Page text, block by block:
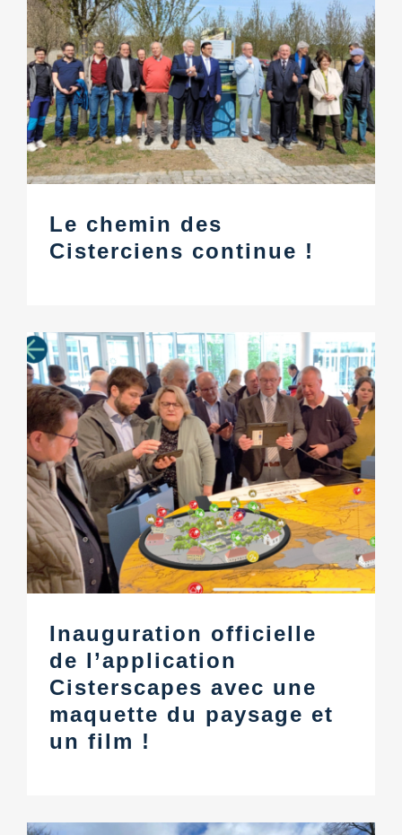
Le chemin des
Cisterciens continue !
Inauguration officielle
de l’application
Cisterscapes avec une
maquette du paysage et
un film !